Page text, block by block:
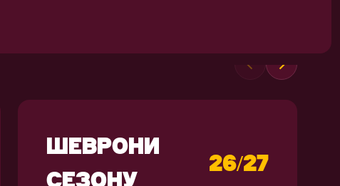
ШЕВРОНИ
СЕЗОНУ
26/27